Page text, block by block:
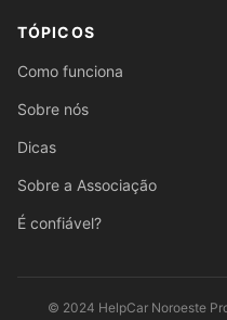
TÓPICOS
Como funciona
Sobre nós
Dicas
Sobre a Associação
É confiável?
© 2024 HelpCar Noroeste